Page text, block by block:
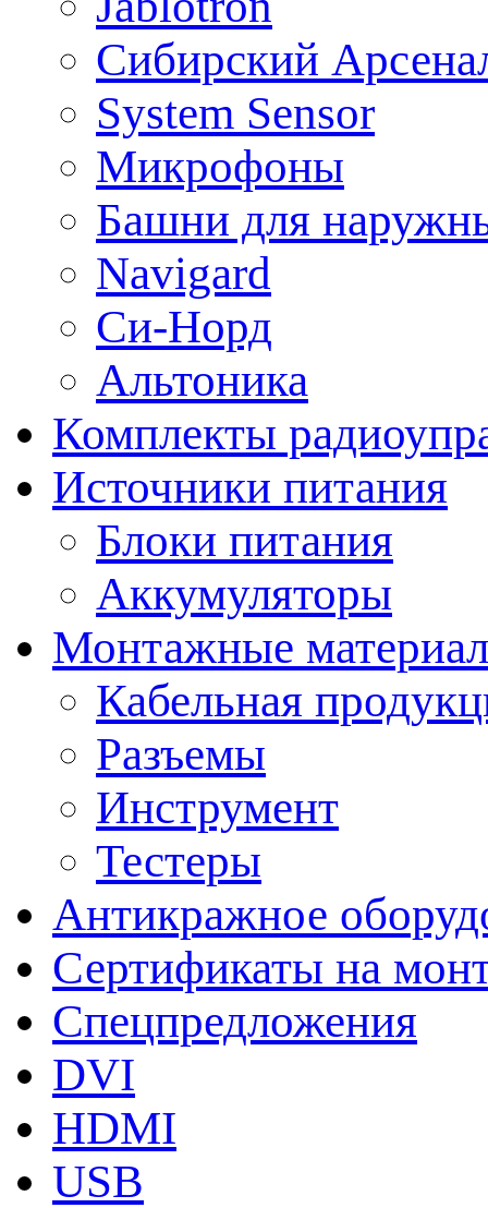
Сибирский
System Sensor
Микрофоны
Башни для
Navigard
Си-Норд
Альтоника
Комплекты
Источники питания
Блоки питания
Аккумуляторы
Монтажные
Кабельная
Разъемы
Инструмент
Тестеры
Антикражное
Сертификаты на
Спецпредложения
DVI
HDMI
USB